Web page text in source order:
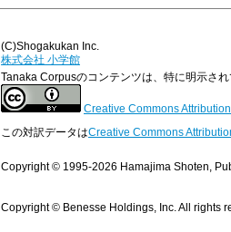
(C)Shogakukan Inc.
株式会社 小学館
Tanaka Corpusのコンテンツは、特に明示さ
Creative Commons
この対訳データはCreative Commons
Copyright © 1995-2026 Hamajima Shoten,
Copyright © Benesse Holdings, Inc. All rights